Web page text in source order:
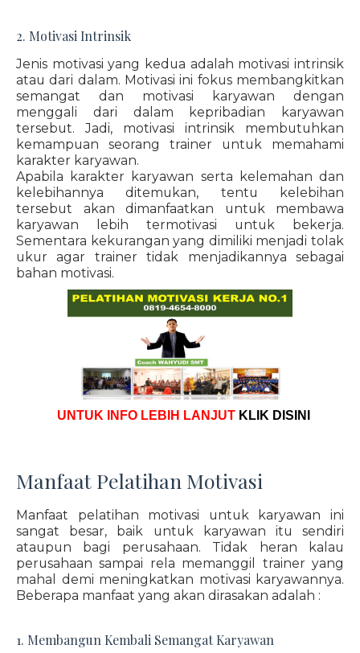
2. Motivasi Intrinsik
Jenis motivasi yang kedua adalah motivasi intrinsik
atau dari dalam. Motivasi ini fokus membangkitkan
semangat dan motivasi karyawan dengan
menggali dari dalam kepribadian karyawan
tersebut. Jadi, motivasi intrinsik membutuhkan
kemampuan seorang trainer untuk memahami
karakter karyawan.
Apabila karakter karyawan serta kelemahan dan
kelebihannya ditemukan, tentu kelebihan
tersebut akan dimanfaatkan untuk membawa
karyawan lebih termotivasi untuk bekerja.
Sementara kekurangan yang dimiliki menjadi tolak
ukur agar trainer tidak menjadikannya sebagai
bahan motivasi.
UNTUK INFO LEBIH LANJUT KLIK DISINI
Manfaat Pelatihan Motivasi
Manfaat pelatihan motivasi untuk karyawan ini
sangat besar, baik untuk karyawan itu sendiri
ataupun bagi perusahaan. Tidak heran kalau
perusahaan sampai rela memanggil trainer yang
mahal demi meningkatkan motivasi karyawannya.
Beberapa manfaat yang akan dirasakan adalah :
1. Membangun Kembali Semangat Karyawan